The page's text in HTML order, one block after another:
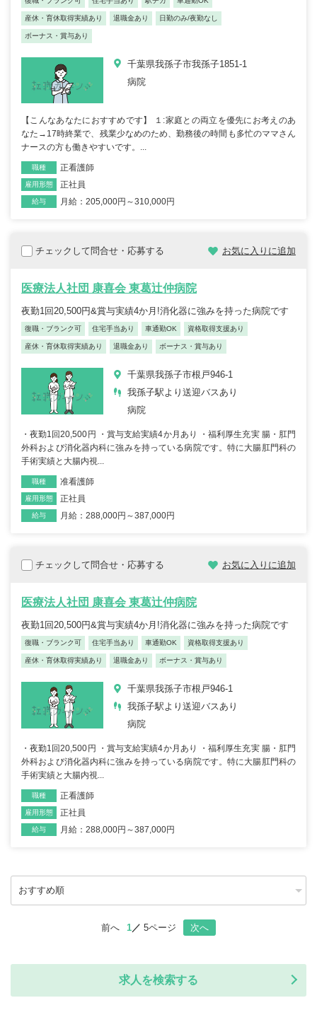
産休・育休取得実績あり 退職金あり 日勤のみ/夜勤なし
ボーナス・賞与あり
千葉県我孫子市我孫子1851-1
病院
【こんなあなたにおすすめです】 １:家庭との両立を優先にお考えのあ
なた→17時終業で、残業少なめのため、勤務後の時間も多忙のママさん
ナースの方も働きやすいです。...
職種 正看護師
雇用形態 正社員
給与 月給：205,000円～310,000円
チェックして問合せ・応募する お気に入りに追加
医療法人社団 康喜会 東葛辻仲病院
夜勤1回20,500円&賞与実績4か月!消化器に強みを持った病院です
復職・ブランク可 住宅手当あり 車通勤OK 資格取得支援あり
産休・育休取得実績あり 退職金あり ボーナス・賞与あり
千葉県我孫子市根戸946-1
我孫子駅より送迎バスあり
病院
・夜勤1回20,500円 ・賞与支給実績4か月あり ・福利厚生充実 腸・肛門
外科および消化器内科に強みを持っている病院です。特に大腸肛門科の
手術実績と大腸内視...
職種 准看護師
雇用形態 正社員
給与 月給：288,000円～387,000円
チェックして問合せ・応募する お気に入りに追加
医療法人社団 康喜会 東葛辻仲病院
夜勤1回20,500円&賞与実績4か月!消化器に強みを持った病院です
復職・ブランク可 住宅手当あり 車通勤OK 資格取得支援あり
産休・育休取得実績あり 退職金あり ボーナス・賞与あり
千葉県我孫子市根戸946-1
我孫子駅より送迎バスあり
病院
・夜勤1回20,500円 ・賞与支給実績4か月あり ・福利厚生充実 腸・肛門
外科および消化器内科に強みを持っている病院です。特に大腸肛門科の
手術実績と大腸内視...
職種 正看護師
雇用形態 正社員
給与 月給：288,000円～387,000円
前へ 1 5ページ 次へ
求人を検索する